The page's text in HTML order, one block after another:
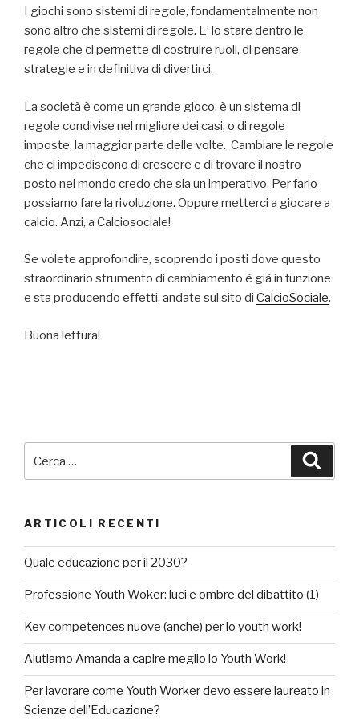
I giochi sono sistemi di regole, fondamentalmente non
sono altro che sistemi di regole. E’ lo stare dentro le
regole che ci permette di costruire ruoli, di pensare
strategie e in definitiva di divertirci.
La società è come un grande gioco, è un sistema di
regole condivise nel migliore dei casi, o di regole
imposte, la maggior parte delle volte. Cambiare le regole
che ci impediscono di crescere e di trovare il nostro
posto nel mondo credo che sia un imperativo. Per farlo
possiamo fare la rivoluzione. Oppure metterci a giocare a
calcio. Anzi, a Calciosociale!
Se volete approfondire, scoprendo i posti dove questo
straordinario strumento di cambiamento è già in funzione
e sta producendo effetti, andate sul sito di CalcioSociale.
Buona lettura!
ARTICOLI RECENTI
Quale educazione per il 2030?
Professione Youth Woker: luci e ombre del dibattito (1)
Key competences nuove (anche) per lo youth work!
Aiutiamo Amanda a capire meglio lo Youth Work!
Per lavorare come Youth Worker devo essere laureato in
Scienze dell’Educazione?